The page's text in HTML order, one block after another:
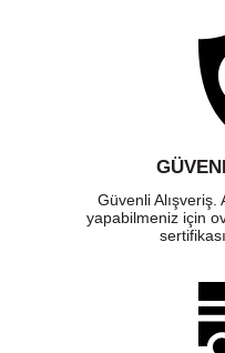
Güvenli Alışveriş.
yapabilmeniz için